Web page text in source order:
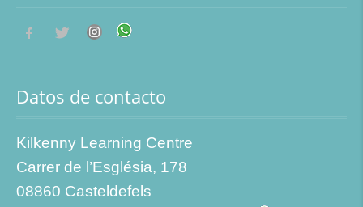
Datos de contacto
Kilkenny Learning Centre
Carrer de l’Església, 178
08860 Casteldefels